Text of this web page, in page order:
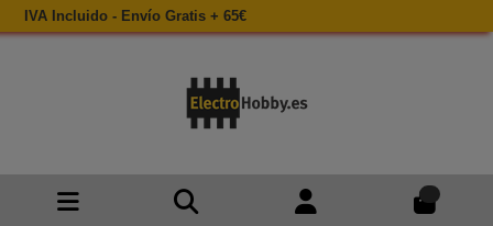
IVA Incluido - Envío Gratis + 65€